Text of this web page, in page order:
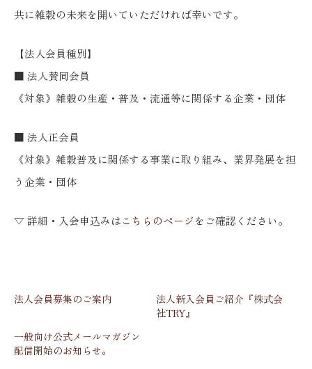
共に雑穀の未来を開いていただければ幸いです。
【法人会員種別】
■ 法人賛同会員
《対象》雑穀の生産・普及・流通等に関係する企業・団体
■ 法人正会員
《対象》雑穀普及に関係する事業に取り組み、業界発展を担
う企業・団体
▽ 詳細・入会申込みはこちらのページをご確認ください。
法人会員募集のご案内
法人新入会員ご紹介『株式会
社TRY』
一般向け公式メールマガジン
配信開始のお知らせ。